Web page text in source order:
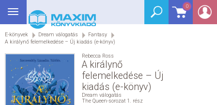
0
Toggle
navigation
E-könyvek Dream válogatás
Fantasy
A királynő felemelkedése – Új kiadás (e-könyv)
Rebecca Ross
A királynő
felemelkedése – Új
kiadás (e-könyv)
Dream válogatás
The Queen-sorozat 1. rész
BEJELENTKEZÉS
SEGÉDKÖNYV
NYELVKÖNYV
GRIMM SZÓTÁR